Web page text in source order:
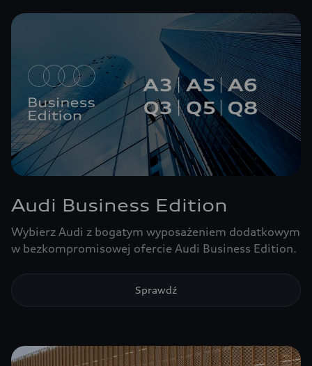
Audi Business Edition
Wybierz Audi z bogatym wyposażeniem dodatkowym
w bezkompromisowej ofercie Audi Business Edition.
Sprawdź